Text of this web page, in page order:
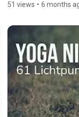
51 views • 6 months